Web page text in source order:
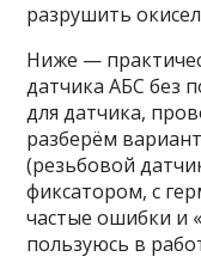
разрушить
Ниже —
датчика АБС без
для датчика,
разберём
(резьбовой
фиксатором, с
частые ошибки и
пользуюсь в